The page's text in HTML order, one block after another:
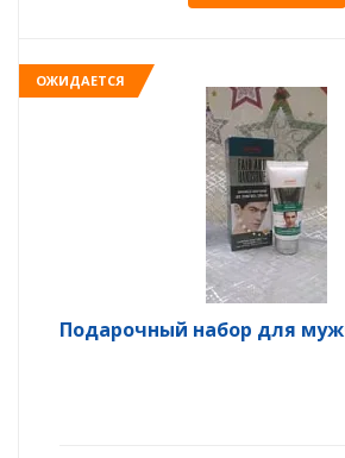
ОЖИДАЕТСЯ
Подарочный набор для